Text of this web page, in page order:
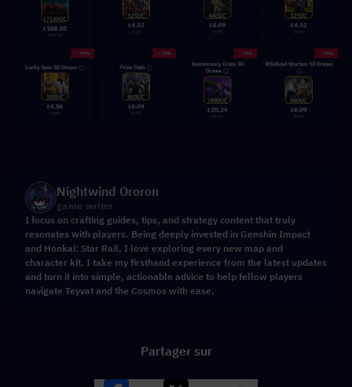
Nightwind Ororon
game writer
I focus on crafting guides, tips, and strategy content that truly
resonates with players. Being deeply invested in Genshin Impact
and Honkai: Star Rail, I love exploring every new map and
character kit. I take my firsthand experience from the latest updates
and turn it into simple, actionable advice to help fellow players
navigate Teyvat and the Cosmos with ease.
Partager sur